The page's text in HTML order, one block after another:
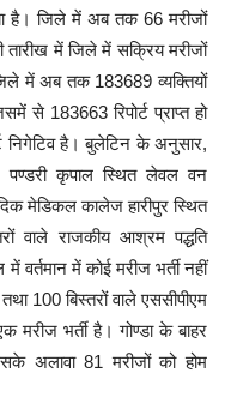
है। जिले में अब तक 66 मरीजों
में जिले में सक्रिय मरीजों
में अब तक 183689 व्यक्तियों
से 183663 रिपोर्ट प्राप्त हो
निगेटिव है। बुलेटिन के अनुसार,
पण्डरी कृपाल स्थित लेवल वन
मेडिकल कालेज हारीपुर स्थित
वाले राजकीय आश्रम पद्धति
में कोई मरीज भर्ती नहीं
100 बिस्तरों वाले एससीपीएम
भर्ती है। गोण्डा के बाहर
अलावा 81 मरीजों को होम